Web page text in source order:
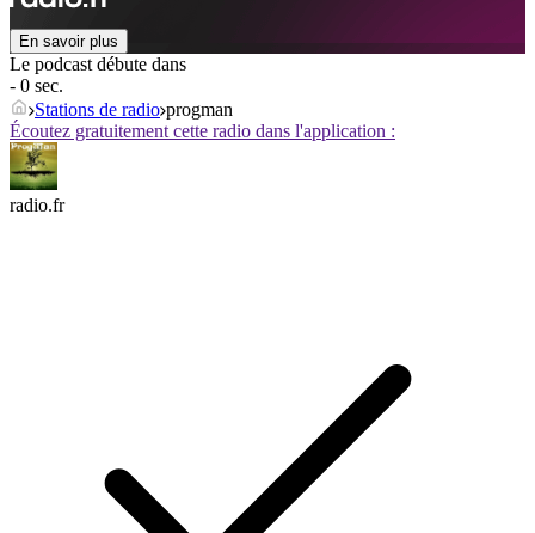
En savoir plus
Le podcast débute dans
- 0 sec.
Stations de radio progman
Écoutez gratuitement cette radio dans l'application :
radio.fr